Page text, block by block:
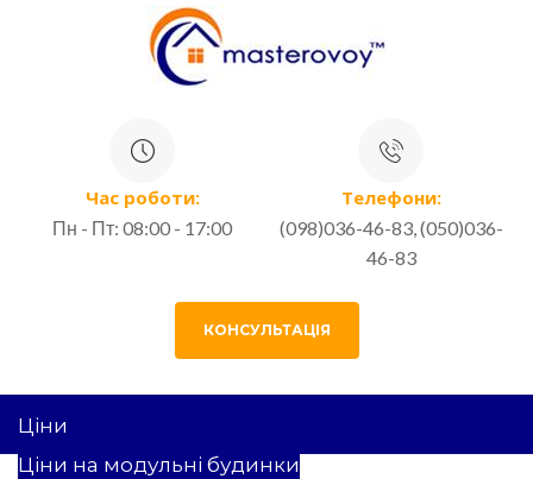
Час роботи:
Пн - Пт: 08:00 - 17:00
Телефони:
(098)036-46-83, (050)036-
46-83
КОНСУЛЬТАЦІЯ
Ціни
Ціни на модульні будинки